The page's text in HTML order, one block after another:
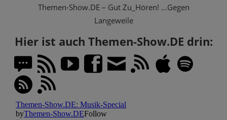
Themen-Show.DE – Gut Zu_Hören! …Gegen
Langeweile
Hier ist auch Themen-Show.DE drin: